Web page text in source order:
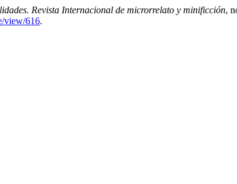
Revista Internacional de microrrelato y minificción,
view/616.